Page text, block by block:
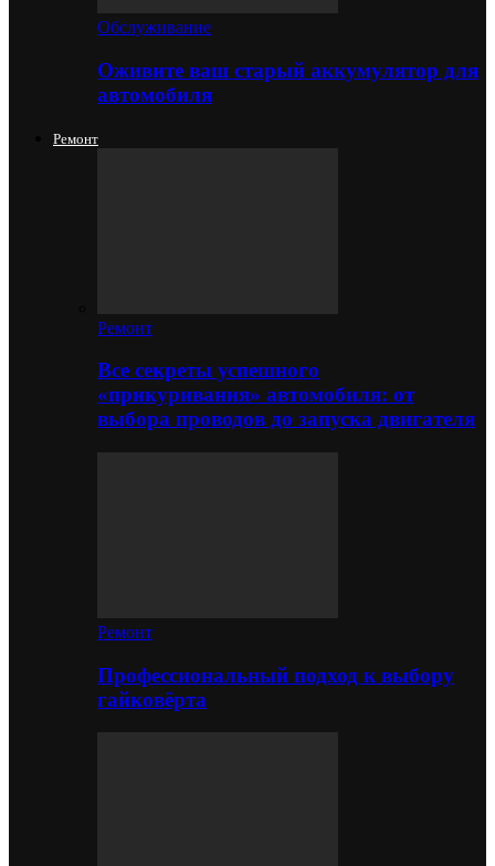
Обслуживание
Оживите ваш старый аккумулятор для
автомобиля
Ремонт
Ремонт
Все секреты успешного
«прикуривания» автомобиля: от
выбора проводов до запуска двигателя
Ремонт
Профессиональный подход к выбору
гайковёрта